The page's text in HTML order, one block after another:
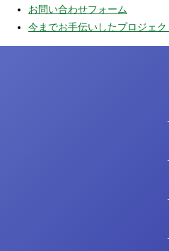
お問い合わせフォーム
今までお手伝いしたプロジェク